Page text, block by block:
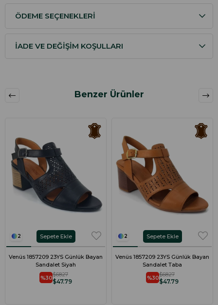
ÖDEME SEÇENEKLERI
İADE VE DEĞIŞIM KOŞULLARI
Benzer Ürünler
2
Venüs 1857209 23YS Günlük Bayan
Sandalet Siyah
%30$47.79
$68.27
Sepete Ekle 2
Venüs 1857209 23YS Günlük Bayan
Sandalet Taba
%30$47.79
$68.27
Sepete Ekle